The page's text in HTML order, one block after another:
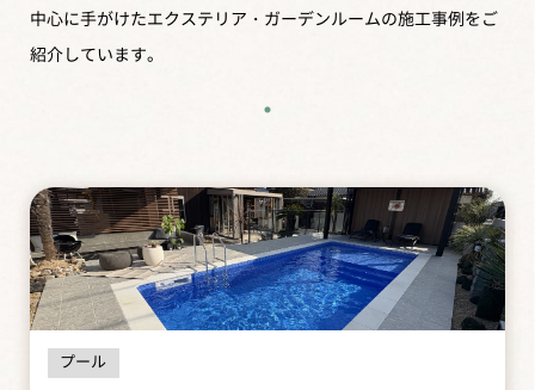
中心に手がけたエクステリア・ガーデンルームの施工事例をご
紹介しています。
プール